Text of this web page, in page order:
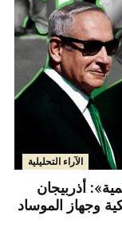
الآراء التحليلية
أذربيجان
وجهاز الموساد